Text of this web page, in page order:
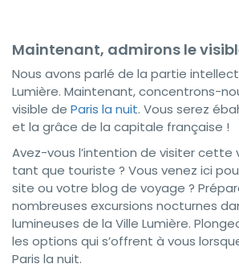
Maintenant, admirons le
Nous avons parlé de la partie
Lumière. Maintenant, concentrons-
visible de Paris la nuit. Vous serez
et la grâce de la capitale française !
Avez-vous l’intention de visiter cette
tant que touriste ? Vous venez ici
site ou votre blog de voyage ?
nombreuses excursions nocturnes
lumineuses de la Ville Lumière.
les options qui s’offrent à vous
Paris la nuit.